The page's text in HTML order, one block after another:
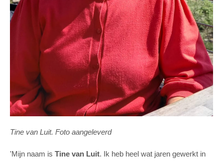
Tine van Luit. Foto aangeleverd
'Mijn naam is Tine van Luit. Ik heb heel wat jaren gewerkt in